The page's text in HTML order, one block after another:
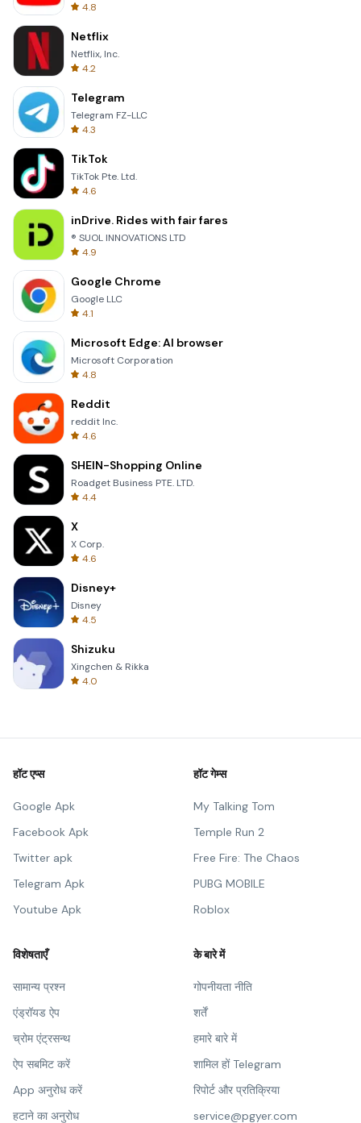
4.8
Netflix
Netflix, Inc.
4.2
Telegram
Telegram FZ-LLC
4.3
TikTok
TikTok Pte. Ltd.
4.6
inDrive. Rides with fair fares
® SUOL INNOVATIONS LTD
4.9
Google Chrome
Google LLC
4.1
Microsoft Edge: AI browser
Microsoft Corporation
4.8
Reddit
reddit Inc.
4.6
SHEIN-Shopping Online
Roadget Business PTE. LTD.
4.4
X
X Corp.
4.6
Disney+
Disney
4.5
Shizuku
Xingchen & Rikka
4.0
हॉट एप्स
Google Apk
Facebook Apk
Twitter apk
Telegram Apk
Youtube Apk
हॉट गेम्स
My Talking Tom
Temple Run 2
Free Fire: The Chaos
PUBG MOBILE
Roblox
विशेषताएँ
सामान्य प्रश्न
एंड्रॉयड ऐप
च्रोम एंट्रसन्थ
ऐप सबमिट करें
App अनुरोध करें
हटाने का अनुरोध
के बारे में
गोपनीयता नीति
शर्तें
हमारे बारे में
शामिल हों Telegram
रिपोर्ट और प्रतिक्रिया
service@pgyer.com